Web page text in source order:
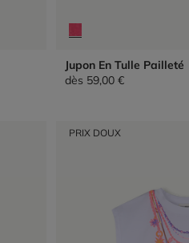
Jupon En Tulle Pailleté
dès 59,00 €
PRIX DOUX